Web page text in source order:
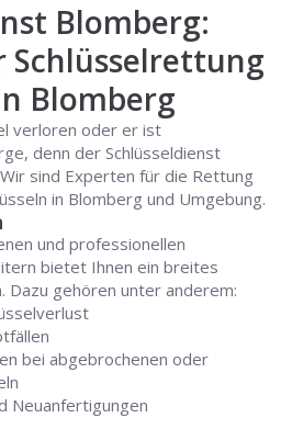
Blomberg:
Schlüsselrettung
Blomberg
verloren oder er ist
denn der Schlüsseldienst
sind Experten für die Rettung
in Blomberg und Umgebung.
und professionellen
bietet Ihnen ein breites
Dazu gehören unter anderem:
bei abgebrochenen oder
Neuanfertigungen